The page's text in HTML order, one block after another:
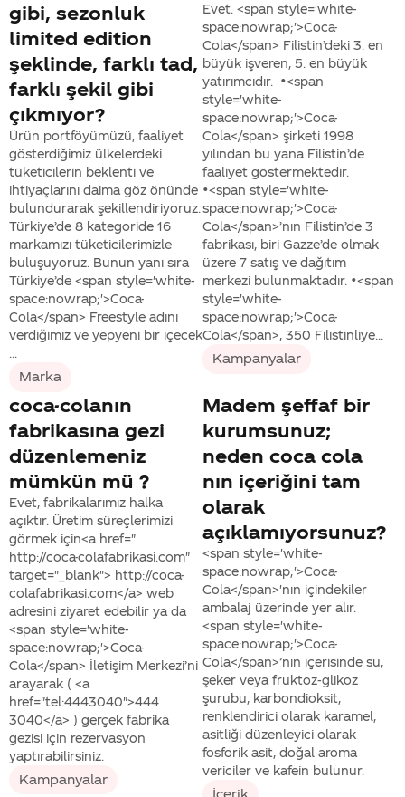
gibi, sezonluk
limited edition
şeklinde, farklı tad,
farklı şekil gibi
çıkmıyor?
Ürün portföyümüzü, faaliyet
gösterdiğimiz ülkelerdeki
tüketicilerin beklenti ve
ihtiyaçlarını daima göz önünde
bulundurarak şekillendiriyoruz.
Türkiye’de 8 kategoride 16
markamızı tüketicilerimizle
buluşuyoruz. Bunun yanı sıra
Türkiye’de <span style='white-
space:nowrap;'>Coca-
Cola</span> Freestyle adını
verdiğimiz ve yepyeni bir içecek
Marka
Evet. <span style='white-
space:nowrap;'>Coca-
Cola</span> Filistin’deki 3. en
büyük işveren, 5. en büyük
yatırımcıdır. •<span
style='white-
space:nowrap;'>Coca-
Cola</span> şirketi 1998
yılından bu yana Filistin’de
faaliyet göstermektedir.
•<span style='white-
space:nowrap;'>Coca-
Cola</span>’nın Filistin’de 3
fabrikası, biri Gazze’de olmak
üzere 7 satış ve dağıtım
merkezi bulunmaktadır. •<span
style='white-
space:nowrap;'>Coca-
Cola</span>, 350 Filistinliye...
Kampanyalar
coca-colanın
fabrikasına gezi
düzenlemeniz
mümkün mü ?
Evet, fabrikalarımız halka
açıktır. Üretim süreçlerimizi
görmek için<a href="
http://coca-colafabrikasi.com"
target="_blank"> http://coca-
colafabrikasi.com</a> web
adresini ziyaret edebilir ya da
<span style='white-
space:nowrap;'>Coca-
Cola</span> İletişim Merkezi’ni
arayarak ( <a
href="tel:4443040">444
3040</a> ) gerçek fabrika
gezisi için rezervasyon
yaptırabilirsiniz.
Kampanyalar
Madem şeffaf bir
kurumsunuz;
neden coca cola
nın içeriğini tam
olarak
açıklamıyorsunuz?
<span style='white-
space:nowrap;'>Coca-
Cola</span>'nın içindekiler
ambalaj üzerinde yer alır.
<span style='white-
space:nowrap;'>Coca-
Cola</span>’nın içerisinde su,
şeker veya fruktoz-glikoz
şurubu, karbondioksit,
renklendirici olarak karamel,
asitliği düzenleyici olarak
fosforik asit, doğal aroma
vericiler ve kafein bulunur.
İçerik